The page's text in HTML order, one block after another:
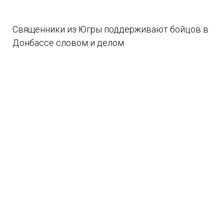
Священники из Югры поддерживают бойцов в
Донбассе словом и делом